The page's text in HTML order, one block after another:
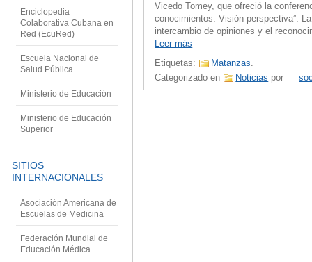
Vicedo Tomey, que ofreció la
conocimientos. Visión perspectiva”.
intercambio de opiniones y el
Leer más
Etiquetas:
Matanzas.
Categorizado en
Noticias por
Enciclopedia
Colaborativa Cubana en
Red (EcuRed)
Escuela Nacional de
Salud Pública
Ministerio de Educación
Ministerio de Educación
Superior
SITIOS
INTERNACIONALES
Asociación Americana de
Escuelas de Medicina
Federación Mundial de
Educación Médica